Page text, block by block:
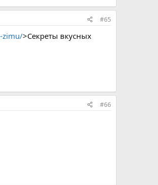
#65
zimu/>Секреты вкусных
#66